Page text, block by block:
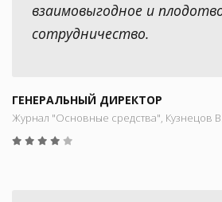
взаимовыгодное и
сотрудничество.
ГЕНЕРАЛЬНЫЙ ДИРЕКТОР
Журнал "Основные средства", Кузнецов